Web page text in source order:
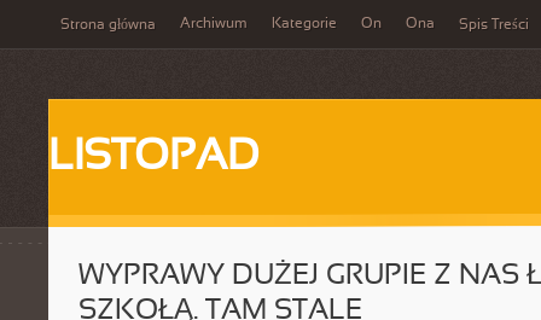
Strona główna Archiwum Kategorie On Ona Spis Treści
LISTOPAD
WYPRAWY DUŻEJ GRUPIE Z NAS
SZKOŁĄ. TAM STALE